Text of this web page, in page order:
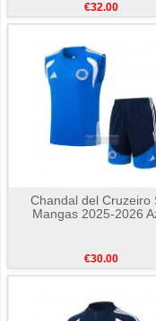
€32.00
Chandal del Cruzeiro
Mangas 2025-2026
€30.00